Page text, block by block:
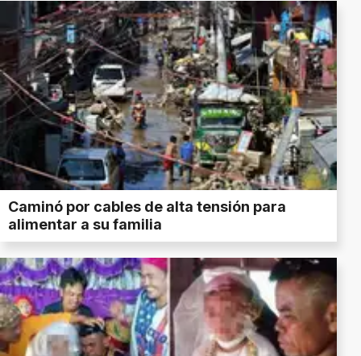
Caminó por cables de alta tensión para
alimentar a su familia